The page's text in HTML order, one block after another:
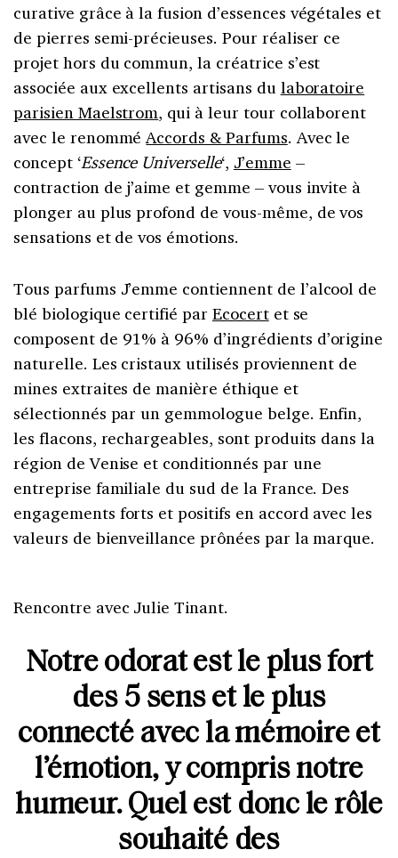
curative grâce à la fusion d’essences végétales et
de pierres semi-précieuses. Pour réaliser ce
projet hors du commun, la créatrice s’est
associée aux excellents artisans du laboratoire
parisien Maelstrom, qui à leur tour collaborent
avec le renommé Accords & Parfums. Avec le
concept ‘Essence Universelle‘, J’emme –
contraction de j’aime et gemme – vous invite à
plonger au plus profond de vous-même, de vos
sensations et de vos émotions.
Tous parfums J’emme contiennent de l’alcool de
blé biologique certifié par Ecocertet se
composent de 91% à 96% d’ingrédients d’origine
naturelle. Les cristaux utilisés proviennent de
mines extraites de manière éthique et
sélectionnés par un gemmologue belge. Enfin,
les flacons, rechargeables, sont produits dans la
région de Venise et conditionnés par une
entreprise familiale du sud de la France. Des
engagements forts et positifs en accord avec les
valeurs de bienveillance prônées par la marque.
Rencontre avec Julie Tinant.
Notre odorat est le plus fort
des 5 sens et le plus
connecté avec la mémoire et
l’émotion, y compris notre
humeur. Quel est donc le rôle
souhaité des